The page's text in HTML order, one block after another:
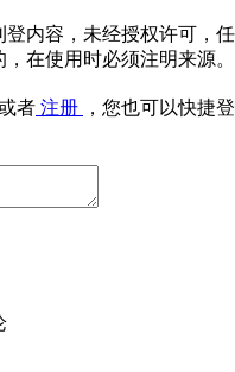
登内容，未经授权许可，
在使用时必须注明来源
者 注册 ，您也可以快捷登